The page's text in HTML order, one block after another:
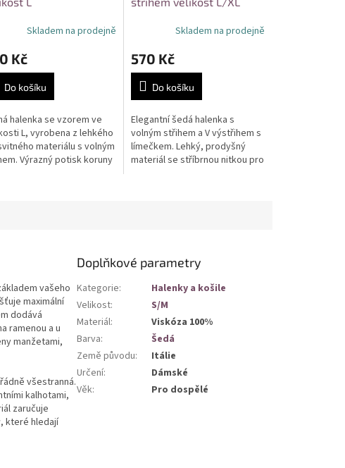
Skladem na prodejně
Kč
Do košíku
halenka se vzorem ve
L, vyrobena z lehkého
materiálu s volným
Výrazný potisk koruny
Skladem na prodejně
570 Kč
Do košíku
Elegantní šedá halenka s
volným střihem a V výstřihem s
límečkem. Lehký, prodyšný
materiál se stříbrnou nitkou pro
vašeho
maximální
dodává
ramenou a u
manžetami,
všestranná.
kalhotami,
zaručuje
které hledají
Doplňkové parametry
Kategorie:
Halenky a košile
Velikost:
S/M
Materiál:
Viskóza 100%
Barva:
Šedá
Země původu:
Itálie
Určení:
Dámské
Věk: Pro dospělé